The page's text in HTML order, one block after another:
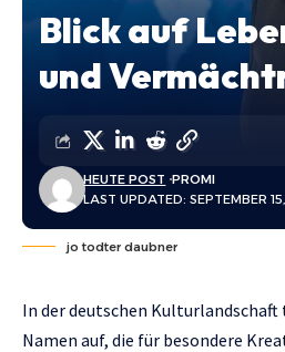
Blick auf
und
LAST UPDATED: SEPTEMBER
HEUTE POST PROMI
jo todter daubner
In der deutschen
Namen auf, die für besondere